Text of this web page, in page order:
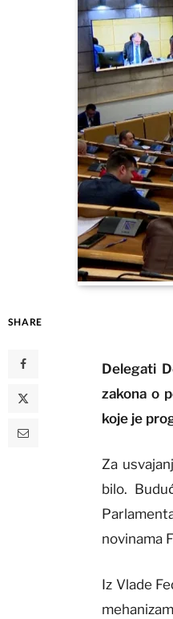
SHARE
Delegati
zakona o
koje je
Za
bilo.
novinama
Iz Vlade